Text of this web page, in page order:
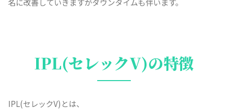
IPL(セレックV)の特徴
IPL(セレックV)とは、